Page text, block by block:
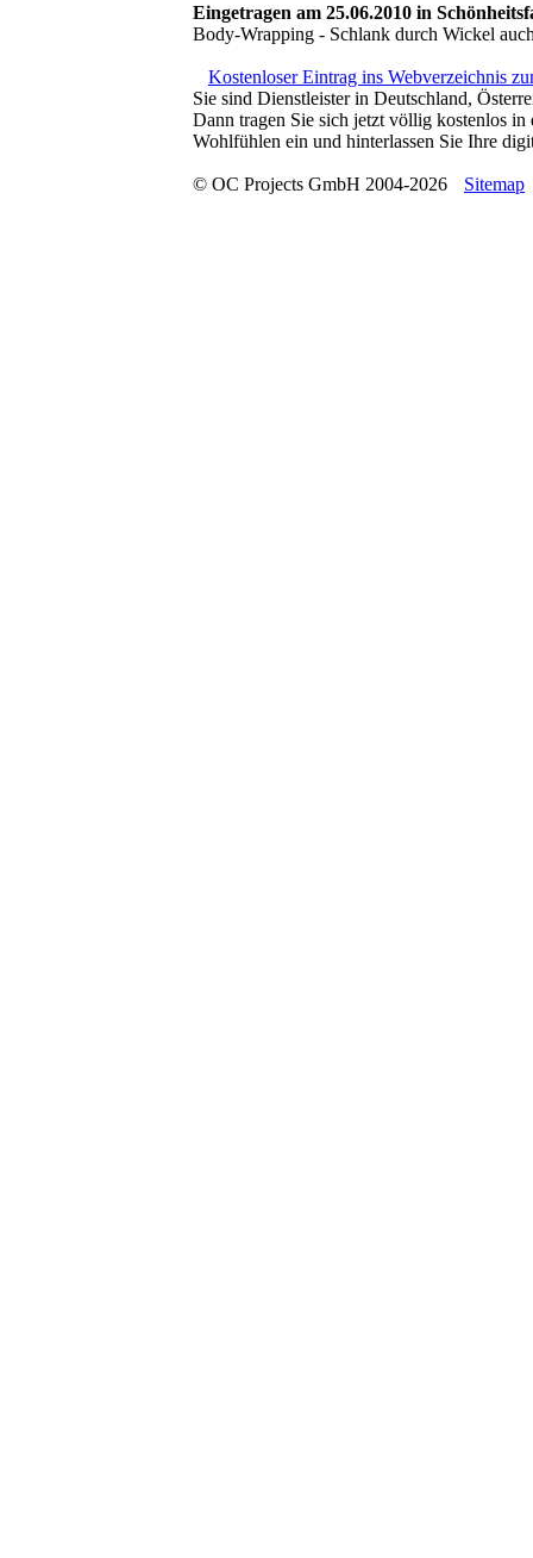
Eingetragen am 25.06.2010 in
Body-Wrapping - Schlank durch Wickel
Kostenloser Eintrag ins Webverzeichnis
Sie sind Dienstleister in Deutschland,
Dann tragen Sie sich jetzt völlig kostenlos in
Wohlfühlen ein und hinterlassen Sie Ihre
© OC Projects GmbH 2004-2026 Sitemap